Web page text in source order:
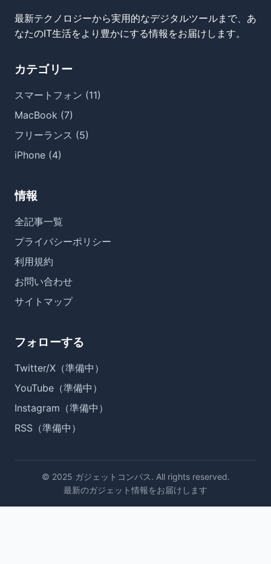
最新テクノロジーから実用的なデジタルツールまで、あ
なたのIT生活をより豊かにする情報をお届けします。
カテゴリー
スマートフォン (11)
MacBook (7)
フリーランス (5)
iPhone (4)
情報
全記事一覧
プライバシーポリシー
利用規約
お問い合わせ
サイトマップ
フォローする
Twitter/X（準備中）
YouTube（準備中）
Instagram（準備中）
RSS（準備中）
© 2025 ガジェットコンパス. All rights reserved.
最新のガジェット情報をお届けします